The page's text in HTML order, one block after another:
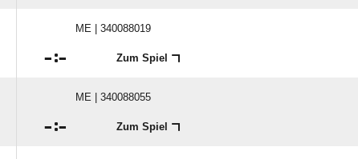
ME | 340088019
: Zum Spiel
ME | 340088055
: Zum Spiel